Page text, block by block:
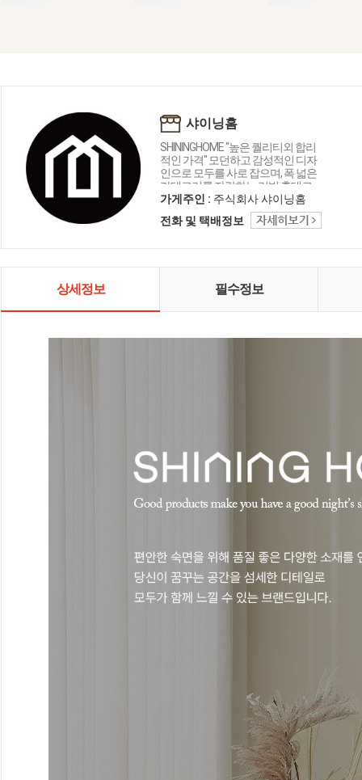
샤이닝홈
SHININGHOME "높은 퀄리티외 합리
적인 가격" 모던하고 감성적인 디자
인으로 모두를 사로 잡으며, 폭 넓은
카테고리를 자랑하는 리빙 홈데코
인테리어 샤이닝홈입니다.
가게주인 : 주식회사 샤이닝홈
전화 및 택배정보
상세정보 필수정보